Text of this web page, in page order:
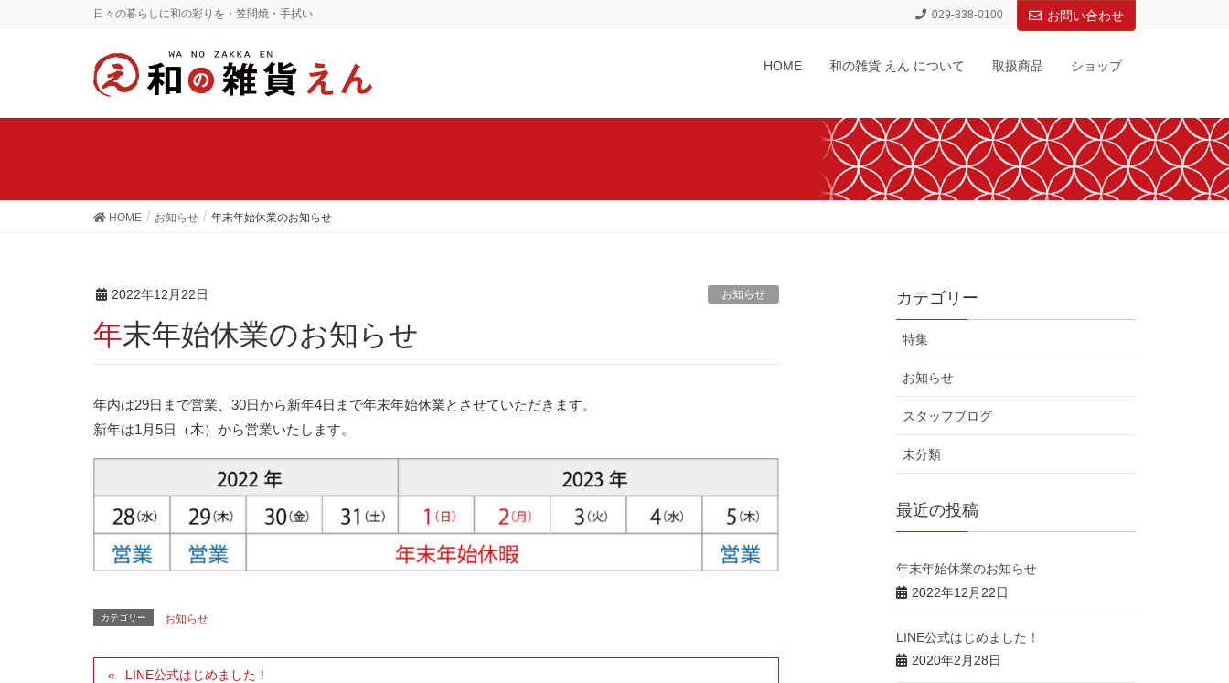
日々の暮らしに和の彩りを・笠間焼・手拭い 029-838-0100 お問い合わせ
HOME 和の雑貨 えん について 取扱商品 ショップ
HOME お知らせ 年末年始休業のお知らせ
2022年12月22日 お知らせ
年末年始休業のお知らせ
年内は29日まで営業、30日から新年4日まで年末年始休業とさせていただきます。
新年は1月5日（木）から営業いたします。
カテゴリー お知らせ
LINE公式はじめました！
カテゴリー
特集
お知らせ
スタッフブログ
未分類
最近の投稿
年末年始休業のお知らせ
2022年12月22日
LINE公式はじめました！
2020年2月28日